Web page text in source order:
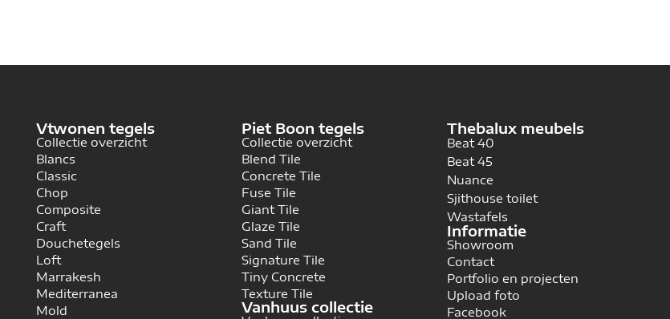
Vtwonen tegels
Collectie overzicht
Blancs
Classic
Chop
Composite
Craft
Douchetegels
Loft
Marrakesh
Mediterranea
Mold
Piet Boon tegels
Collectie overzicht
Blend Tile
Concrete Tile
Fuse Tile
Giant Tile
Glaze Tile
Sand Tile
Signature Tile
Tiny Concrete
Texture Tile
Vanhuus collectie
Thebalux meubels
Beat 40
Beat 45
Nuance
Sjithouse toilet
Wastafels
Informatie
Showroom
Contact
Portfolio en projecten
Upload foto
Facebook